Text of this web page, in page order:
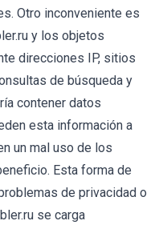
Otro inconveniente es
y los objetos
direcciones IP, sitios
de búsqueda y
contener datos
esta información a
un mal uso de los
Esta forma de
de privacidad o
se carga